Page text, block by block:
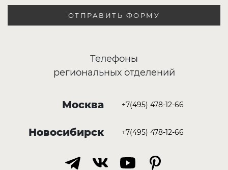
ОТПРАВИТЬ ФОРМУ
Телефоны
региональных отделений
Москва +7(495) 478-12-66
Новосибирск +7(495) 478-12-66